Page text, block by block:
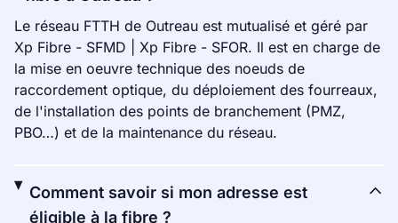
Le réseau FTTH de Outreau est mutualisé et géré par
Xp Fibre - SFMD | Xp Fibre - SFOR. Il est en charge de
la mise en oeuvre technique des noeuds de
raccordement optique, du déploiement des fourreaux,
de l'installation des points de branchement (PMZ,
PBO…) et de la maintenance du réseau.
Comment savoir si mon adresse est
éligible à la fibre ?